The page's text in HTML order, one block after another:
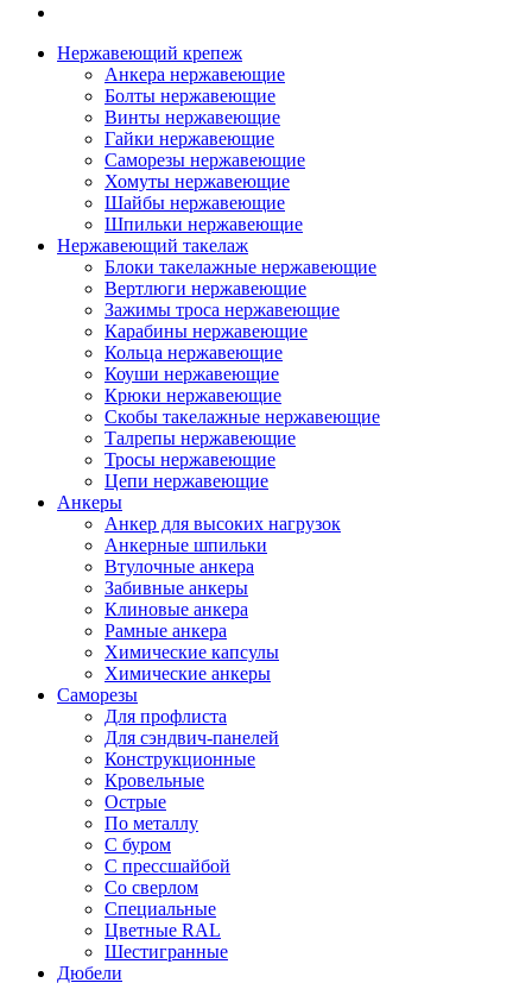
Нержавеющий крепеж
Анкера нержавеющие
Болты нержавеющие
Винты нержавеющие
Гайки нержавеющие
Саморезы нержавеющие
Хомуты нержавеющие
Шайбы нержавеющие
Шпильки нержавеющие
Нержавеющий такелаж
Блоки такелажные нержавеющие
Вертлюги нержавеющие
Зажимы троса нержавеющие
Карабины нержавеющие
Кольца нержавеющие
Коуши нержавеющие
Крюки нержавеющие
Скобы такелажные нержавеющие
Талрепы нержавеющие
Тросы нержавеющие
Цепи нержавеющие
Анкеры
Анкер для высоких нагрузок
Анкерные шпильки
Втулочные анкера
Забивные анкеры
Клиновые анкера
Рамные анкера
Химические капсулы
Химические анкеры
Саморезы
Для профлиста
Для сэндвич-панелей
Конструкционные
Кровельные
Острые
По металлу
С буром
С прессшайбой
Со сверлом
Специальные
Цветные RAL
Шестигранные
Дюбели